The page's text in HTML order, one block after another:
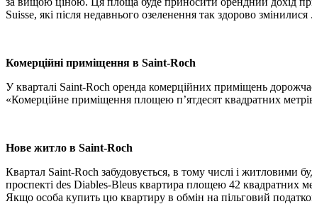
Suisse, які після недавнього озеленення так здорово змінилися
Комерційні приміщення в Saint-Roch
У кварталі Saint-Roch оренда комерційних приміщень
«Комерційне приміщення площею п’ятдесят квадратних
Нове житло в Saint-Roch
Квартал Saint-Roch забудовується, в тому числі і житловими
проспекті des Diables-Bleus квартира площею 42 квадратних
Якщо особа купить цю квартиру в обмін на пільговий